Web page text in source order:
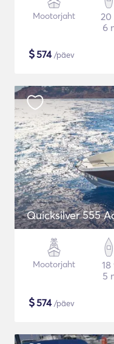
Mootorjaht
6
$574/päev
Quicksilver 555
Mootorjaht
5
$574/päev